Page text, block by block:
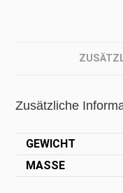
Zusätzliche
GEWICHT
MASSE